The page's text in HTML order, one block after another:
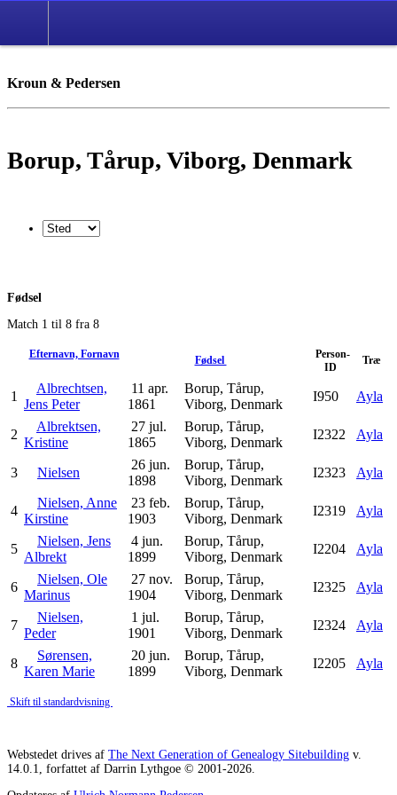
Kroun & Pedersen
Borup, Tårup, Viborg, Denmark
Fødsel
Match 1 til 8 fra 8
Efternavn, Fornavn Fødsel
Person-
ID
Træ
1
Albrechtsen,
Jens Peter
11 apr.
1861
Borup, Tårup,
Viborg, Denmark
I950 Ayla
2
Albrektsen,
Kristine
27 jul.
1865
Borup, Tårup,
Viborg, Denmark
I2322 Ayla
3 Nielsen
26 jun.
1898
Borup, Tårup,
Viborg, Denmark
I2323 Ayla
4
Nielsen, Anne
Kirstine
23 feb.
1903
Borup, Tårup,
Viborg, Denmark
I2319 Ayla
5
Nielsen, Jens
Albrekt
4 jun.
1899
Borup, Tårup,
Viborg, Denmark
I2204 Ayla
6
Nielsen, Ole
Marinus
27 nov.
1904
Borup, Tårup,
Viborg, Denmark
I2325 Ayla
7
Nielsen,
Peder
1 jul.
1901
Borup, Tårup,
Viborg, Denmark
I2324 Ayla
8
Sørensen,
Karen Marie
20 jun.
1899
Borup, Tårup,
Viborg, Denmark
I2205 Ayla
Skift til standardvisning
Webstedet drives af The Next Generation of Genealogy Sitebuilding v.
14.0.1, forfattet af Darrin Lythgoe © 2001-2026.